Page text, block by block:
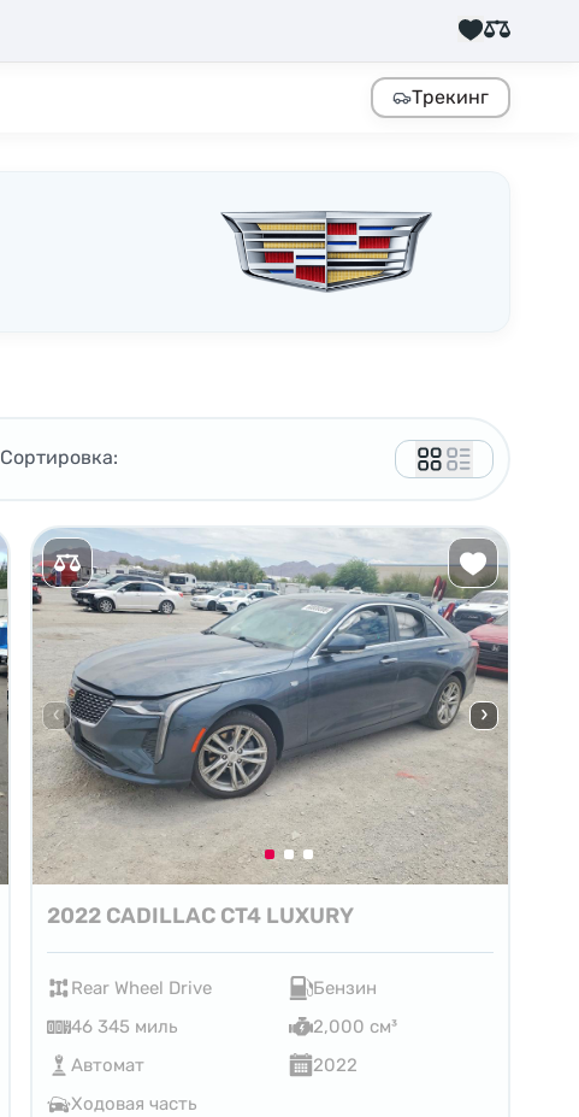
Трекинг
Сортировка:
2022 CADILLAC CT4 LUXURY
Rear Wheel Drive
Бензин
46 345 миль
2,000 см³
Автомат
2022
Ходовая часть